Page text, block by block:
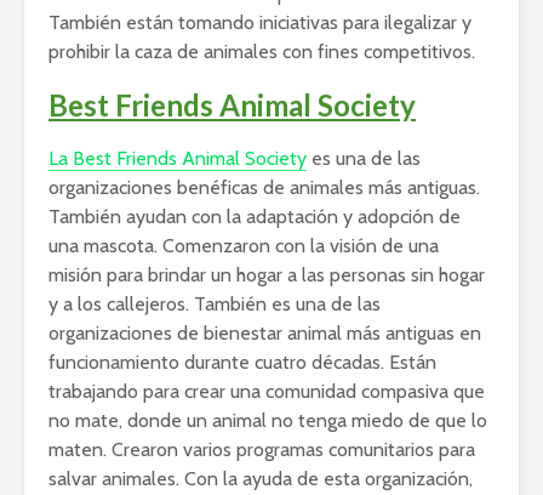
También están tomando iniciativas para ilegalizar y
prohibir la caza de animales con fines competitivos.
Best Friends Animal Society
La Best Friends Animal Society es una de las
organizaciones benéficas de animales más antiguas.
También ayudan con la adaptación y adopción de
una mascota. Comenzaron con la visión de una
misión para brindar un hogar a las personas sin hogar
y a los callejeros. También es una de las
organizaciones de bienestar animal más antiguas en
funcionamiento durante cuatro décadas. Están
trabajando para crear una comunidad compasiva que
no mate, donde un animal no tenga miedo de que lo
maten. Crearon varios programas comunitarios para
salvar animales. Con la ayuda de esta organización,